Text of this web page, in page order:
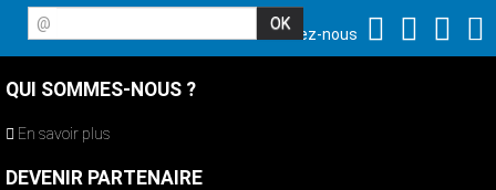
@
Suivez-nous
QUI SOMMES-NOUS ?
En savoir plus
DEVENIR PARTENAIRE